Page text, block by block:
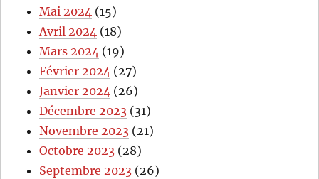
Mai 2024 (15)
Avril 2024 (18)
Mars 2024 (19)
Février 2024 (27)
Janvier 2024 (26)
Décembre 2023 (31)
Novembre 2023 (21)
Octobre 2023 (28)
Septembre 2023 (26)